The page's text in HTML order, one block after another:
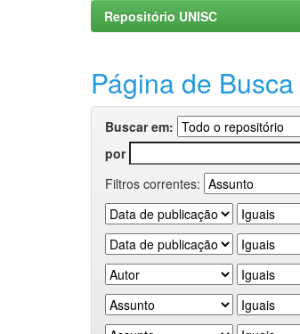
Repositório UNISC
Página de Busca
Buscar em:
por
Filtros correntes: